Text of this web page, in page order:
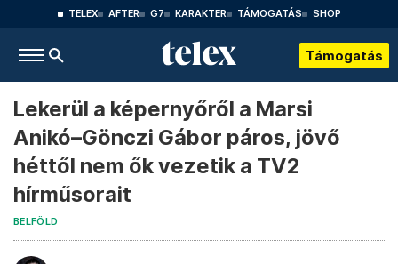
TELEX AFTER G7 KARAKTER TÁMOGATÁS SHOP
Támogatás
Lekerül a képernyőről a Marsi
Anikó–Gönczi Gábor páros, jövő
héttől nem ők vezetik a TV2
hírműsorait
BELFÖLD